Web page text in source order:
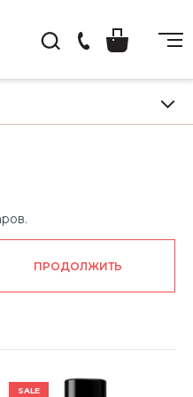
ПРОДОЛЖИТЬ
SALE